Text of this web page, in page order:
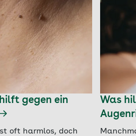
gegen ein
oft harmlos, doch
Was